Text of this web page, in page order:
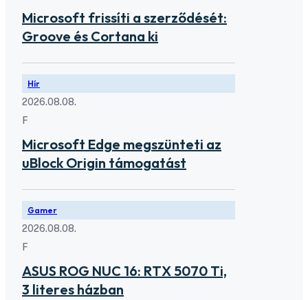
Microsoft frissíti a szerződését:
Groove és Cortana ki
Hír
2026.08.08.
F
Microsoft Edge megszünteti az
uBlock Origin támogatást
Gamer
2026.08.08.
F
ASUS ROG NUC 16: RTX 5070 Ti,
3 literes házban